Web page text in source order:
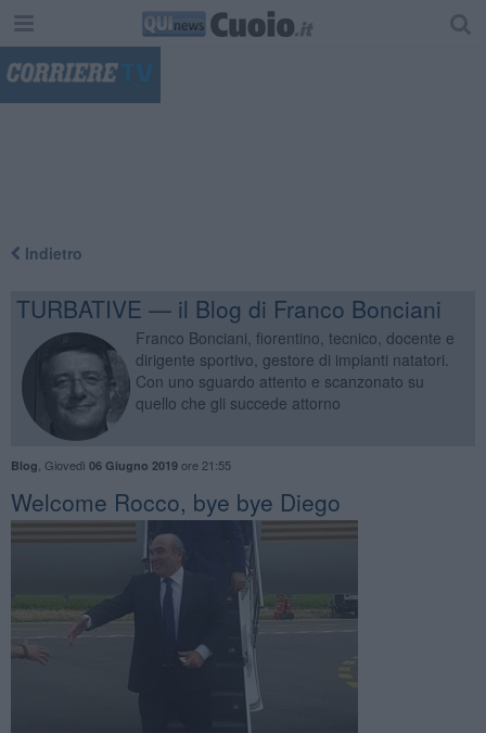
Indietro
TURBATIVE — il Blog di Franco Bonciani
Franco Bonciani, fiorentino, tecnico, docente e
dirigente sportivo, gestore di impianti natatori.
Con uno sguardo attento e scanzonato su
quello che gli succede attorno
Blog Giovedì 06 Giugno 2019ore 21:55
Welcome Rocco, bye bye Diego